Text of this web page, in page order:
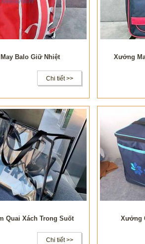
Balo Giữ Nhiệt
Chi tiết >>
Xưởng
Quai Xách Trong Suốt
Chi tiết >>
Xưởng